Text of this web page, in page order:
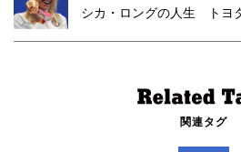
シカ・ロングの人生 トヨ
関連タグ